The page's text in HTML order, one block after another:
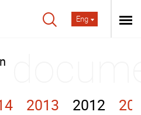
Eng
2013 2012